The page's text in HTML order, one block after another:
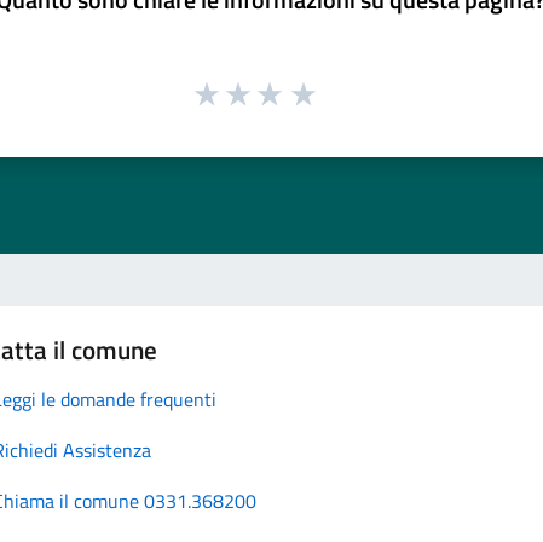
il comune
le domande frequenti
Assistenza
il comune 0331.368200